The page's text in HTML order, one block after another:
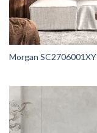
Morgan SC2706001XY